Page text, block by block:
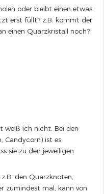
oder bleibt einen etwas
erst füllt? z.B. kommt der
einen Quarzkristall noch?
weiß ich nicht. Bei den
Candycorn) ist es
sie zu den jeweiligen
den Quarzknoten,
zumindest mal, kann von